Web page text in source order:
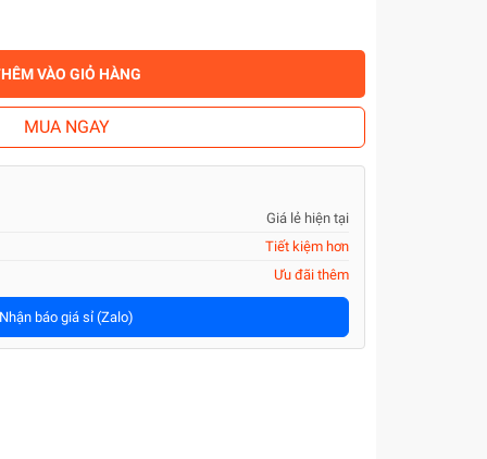
VÀO GIỎ HÀNG
MUA NGAY
Giá lẻ hiện tại
Tiết kiệm hơn
Ưu đãi thêm
Nhận báo giá sỉ (Zalo)